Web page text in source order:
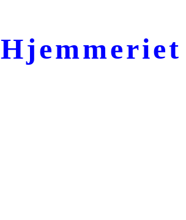
Hjemmeriet